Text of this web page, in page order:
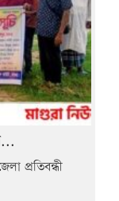
প্রতিবন্ধী